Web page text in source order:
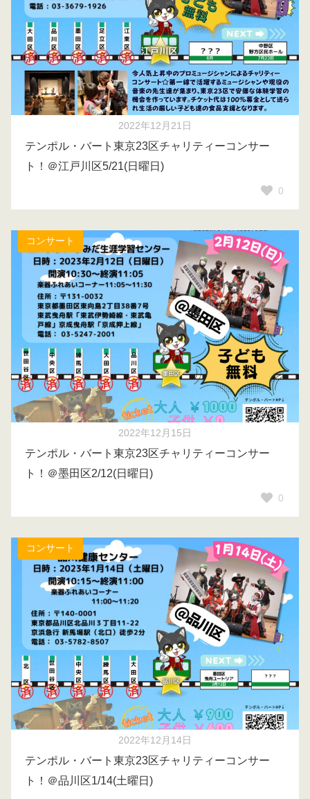
2022年12月21日
テンポル・バート東京23区チャリティーコンサー
ト！＠江戸川区5/21(日曜日)
0
コンサート
2022年12月15日
テンポル・バート東京23区チャリティーコンサー
ト！＠墨田区2/12(日曜日)
0
コンサート
2022年12月14日
テンポル・バート東京23区チャリティーコンサー
ト！＠品川区1/14(土曜日)